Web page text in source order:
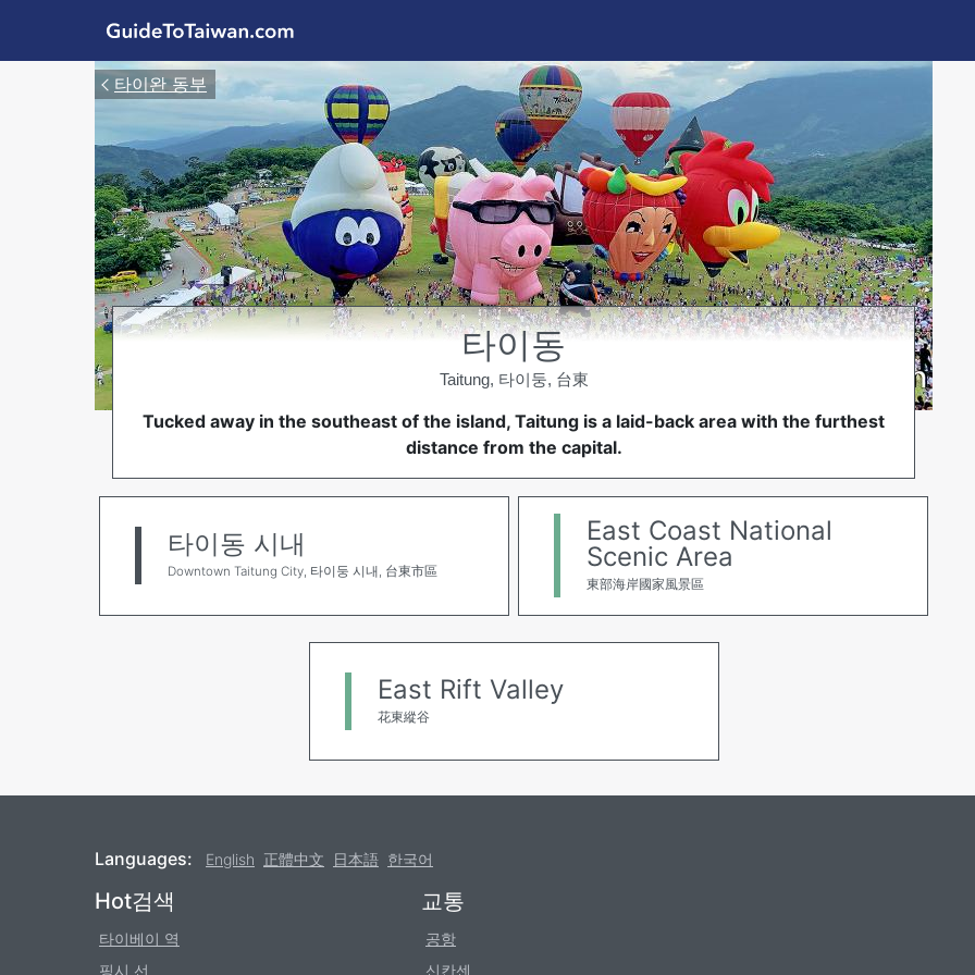
GuideToTaiwan.com
타이완 동부
타이동
Taitung, 타이둥, 台東
Tucked away in the southeast of the island, Taitung is a laid-back area with the furthest
distance from the capital.
타이동 시내
Downtown Taitung City, 타이둥 시내, 台東市區
East Coast National
Scenic Area
東部海岸國家風景區
East Rift Valley
花東縱谷
Languages: English 正體中文 日本語 한국어
Footer
Hot검색
타이베이 역
핑시 선
교통
공항
신칸센